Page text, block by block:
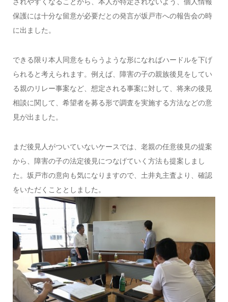
保護には十分な留意が必要だとの発言が坂戸市への報告会の時
に出ました。
できる限り本人同意をもらうような形になればハードルを下げ
られると考えられます。例えば、障害の子の親族後見をしてい
る親のリレー事案など、想定される事案に対して、将来の後見
相談に関して、希望者を募る形で調査を実施する方法などの意
見が出ました。
まだ後見人がついていないケースでは、老親の任意後見の提案
から、障害の子の法定後見につなげていく方法も提案しまし
た。坂戸市の意向も気になりますので、土井丸主査より、確認
をいただくこととしました。